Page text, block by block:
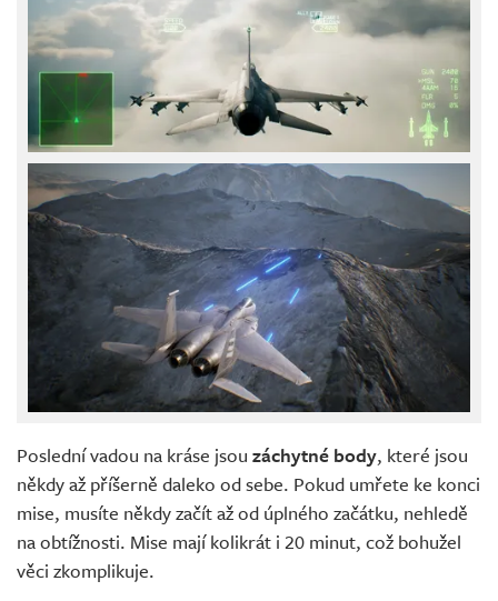
Poslední vadou na kráse jsou záchytné body, které jsou
někdy až příšerně daleko od sebe. Pokud umřete ke konci
mise, musíte někdy začít až od úplného začátku, nehledě
na obtížnosti. Mise mají kolikrát i 20 minut, což bohužel
věci zkomplikuje.